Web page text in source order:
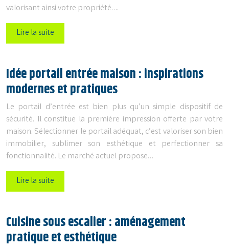
valorisant ainsi votre propriété….
Lire la suite
Idée portail entrée maison : inspirations
modernes et pratiques
Le portail d’entrée est bien plus qu’un simple dispositif de
sécurité. Il constitue la première impression offerte par votre
maison. Sélectionner le portail adéquat, c’est valoriser son bien
immobilier, sublimer son esthétique et perfectionner sa
fonctionnalité. Le marché actuel propose…
Lire la suite
Cuisine sous escalier : aménagement
pratique et esthétique